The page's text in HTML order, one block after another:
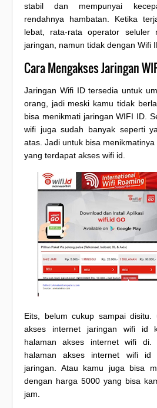
stabil dan mempunyai
rendahnya hambatan. Ketika
lebat, rata-rata operator seluler
jaringan, namun tidak dengan Wifi
Cara Mengakses Jaringan
Jaringan Wifi ID tersedia untuk
orang, jadi meski kamu tidak
bisa menikmati jaringan WIFI ID.
wifi juga sudah banyak seperti
atas. Jadi untuk bisa
yang terdapat akses wifi id.
Eits, belum cukup sampai disitu.
akses internet jaringan wifi id
halaman akses internet wifi
halaman akses internet wifi id
jaringan. Atau kamu juga bisa
dengan harga 5000 yang bisa
jam.